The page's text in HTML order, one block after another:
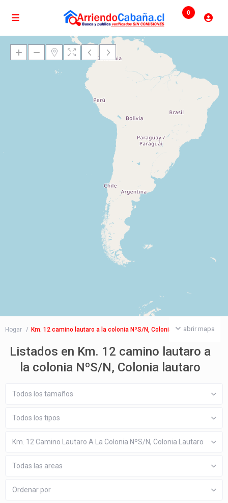
0
Cargando mapas
abrir mapa
Hogar Km. 12 camino lautaro a la colonia NºS/N, Colonia lautaro
Listados en Km. 12 camino lautaro a
la colonia NºS/N, Colonia lautaro
Todos los tamaños
Todos los tipos
Km. 12 Camino Lautaro A La Colonia NºS/N, Colonia Lautaro
Todas las areas
Ordenar por